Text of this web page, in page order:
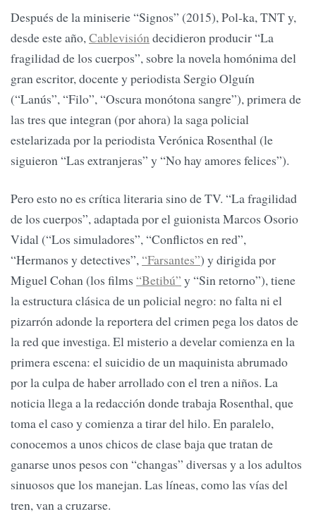
Después de la miniserie “Signos” (2015), Pol-ka, TNT y,
desde este año,Cablevisión decidieron producir “La
fragilidad de los cuerpos”, sobre la novela homónima del
gran escritor, docente y periodista Sergio Olguín
(“Lanús”, “Filo”, “Oscura monótona sangre”), primera de
las tres que integran (por ahora) la saga policial
estelarizada por la periodista Verónica Rosenthal (le
siguieron “Las extranjeras” y “No hay amores felices”).
Pero esto no es crítica literaria sino de TV. “La fragilidad
de los cuerpos”, adaptada por el guionista Marcos Osorio
Vidal (“Los simuladores”, “Conflictos en red”,
“Hermanos y detectives”, “Farsantes”) y dirigida por
Miguel Cohan (los films “Betibú” y “Sin retorno”), tiene
la estructura clásica de un policial negro: no falta ni el
pizarrón adonde la reportera del crimen pega los datos de
la red que investiga. El misterio a develar comienza en la
primera escena: el suicidio de un maquinista abrumado
por la culpa de haber arrollado con el tren a niños. La
noticia llega a la redacción donde trabaja Rosenthal, que
toma el caso y comienza a tirar del hilo. En paralelo,
conocemos a unos chicos de clase baja que tratan de
ganarse unos pesos con “changas” diversas y a los adultos
sinuosos que los manejan. Las líneas, como las vías del
tren, van a cruzarse.